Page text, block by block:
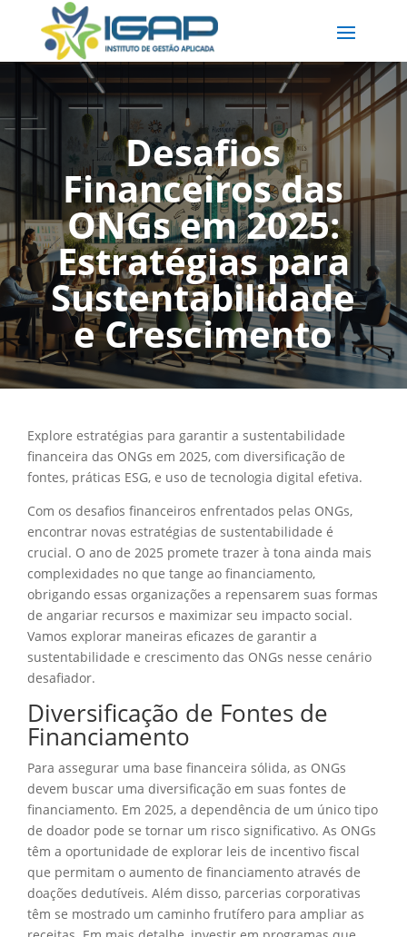
Desafios
Financeiros das
ONGs em 2025:
Estratégias para
Sustentabilidade
e Crescimento
Explore estratégias para garantir a sustentabilidade
financeira das ONGs em 2025, com diversificação de
fontes, práticas ESG, e uso de tecnologia digital efetiva.
Com os desafios financeiros enfrentados pelas ONGs,
encontrar novas estratégias de sustentabilidade é
crucial. O ano de 2025 promete trazer à tona ainda mais
complexidades no que tange ao financiamento,
obrigando essas organizações a repensarem suas formas
de angariar recursos e maximizar seu impacto social.
Vamos explorar maneiras eficazes de garantir a
sustentabilidade e crescimento das ONGs nesse cenário
desafiador.
Diversificação de Fontes de
Financiamento
Para assegurar uma base financeira sólida, as ONGs
devem buscar uma diversificação em suas fontes de
financiamento. Em 2025, a dependência de um único tipo
de doador pode se tornar um risco significativo. As ONGs
têm a oportunidade de explorar leis de incentivo fiscal
que permitam o aumento de financiamento através de
doações dedutíveis. Além disso, parcerias corporativas
têm se mostrado um caminho frutífero para ampliar as